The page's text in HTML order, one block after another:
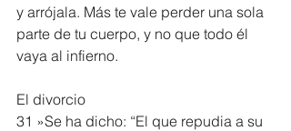
y arrójala. Más te vale perder una sola
parte de tu cuerpo, y no que todo él
vaya al infierno.
El divorcio
31 »Se ha dicho: “El que repudia a su